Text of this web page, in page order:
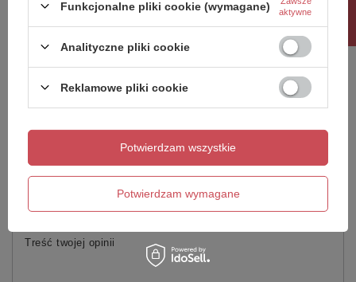
Potrzebujesz pomocy? Masz pytania?
Zadaj pytanie a my odpowiemy niezwłocznie,
najciekawsze pytania i odpowiedzi publikując
dla innych.
Zadaj pytanie
Napisz swoją opinię
5/5
Treść twojej opinii
Funkcjonalne pliki cookie (wymagane)
aktywne
Analityczne pliki cookie
Reklamowe pliki cookie
Potwierdzam wymagane
Potwierdzam wszystkie